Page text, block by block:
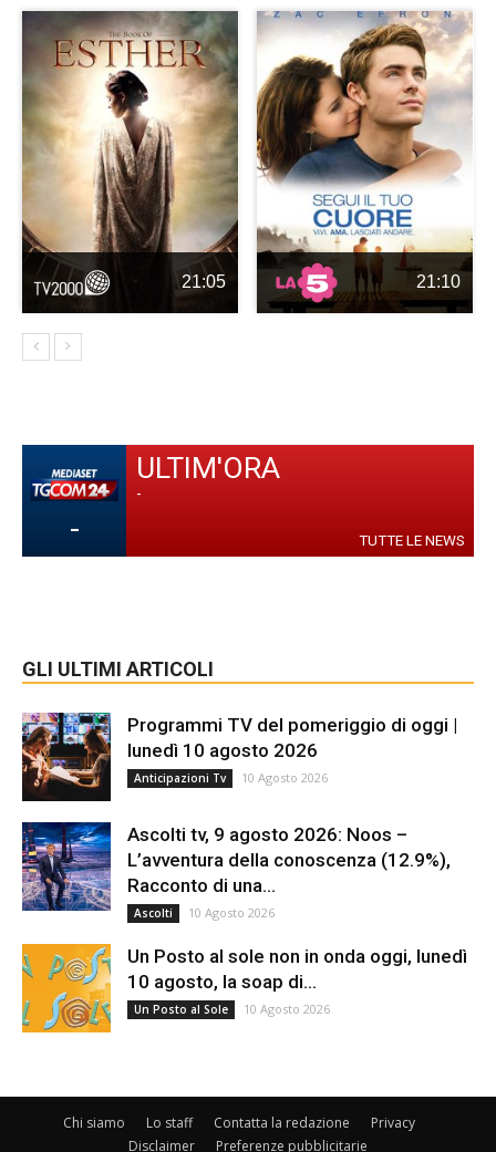
21:05 21:10
-
ULTIM'ORA
-
TUTTE LE NEWS
GLI ULTIMI ARTICOLI
Programmi TV del pomeriggio di oggi |
lunedì 10 agosto 2026
Anticipazioni Tv 10 Agosto 2026
Ascolti tv, 9 agosto 2026: Noos –
L’avventura della conoscenza (12.9%),
Racconto di una...
Ascolti 10 Agosto 2026
Un Posto al sole non in onda oggi, lunedì
10 agosto, la soap di...
Un Posto al Sole 10 Agosto 2026
Chi siamo Lo staff Contatta la redazione
Privacy
Disclaimer
Preferenze pubblicitarie